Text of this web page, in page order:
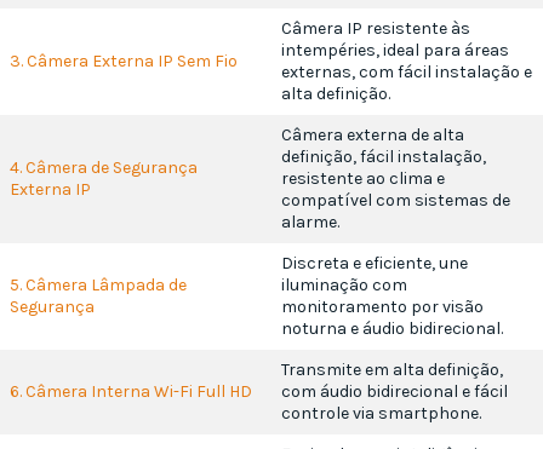
3. Câmera Externa IP Sem Fio
Câmera IP resistente às
intempéries, ideal para áreas
externas, com fácil instalação e
alta definição.
4. Câmera de Segurança
Externa IP
Câmera externa de alta
definição, fácil instalação,
resistente ao clima e
compatível com sistemas de
alarme.
5. Câmera Lâmpada de
Segurança
Discreta e eficiente, une
iluminação com
monitoramento por visão
noturna e áudio bidirecional.
6. Câmera Interna Wi-Fi Full HD
Transmite em alta definição,
com áudio bidirecional e fácil
controle via smartphone.